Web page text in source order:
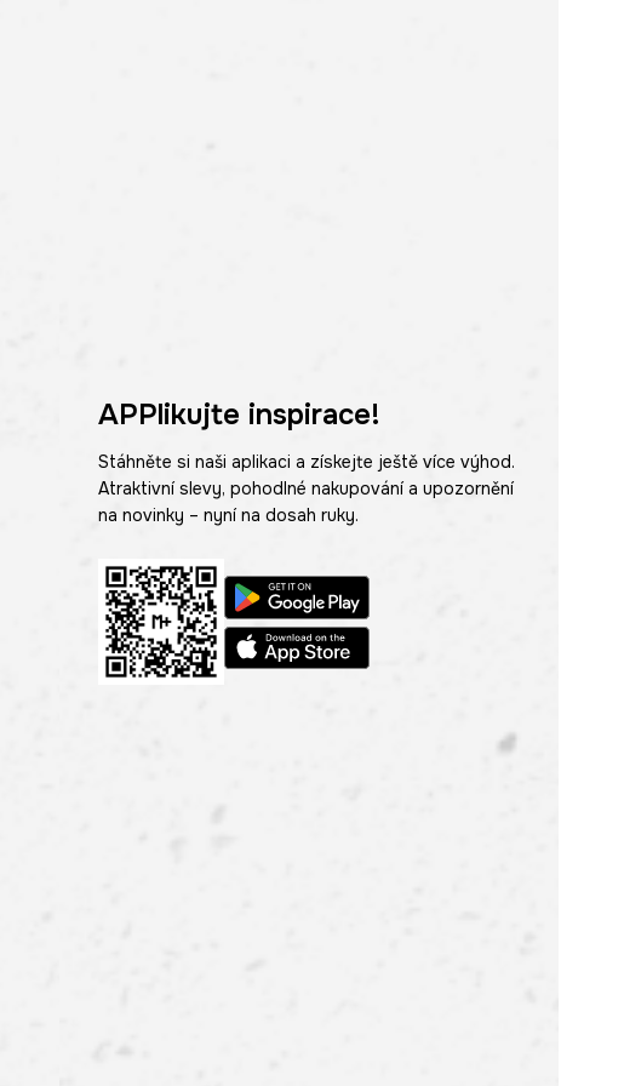
APPlikujte inspirace!
Stáhněte si naši aplikaci a získejte ještě více výhod.
Atraktivní slevy, pohodlné nakupování a upozornění
na novinky – nyní na dosah ruky.